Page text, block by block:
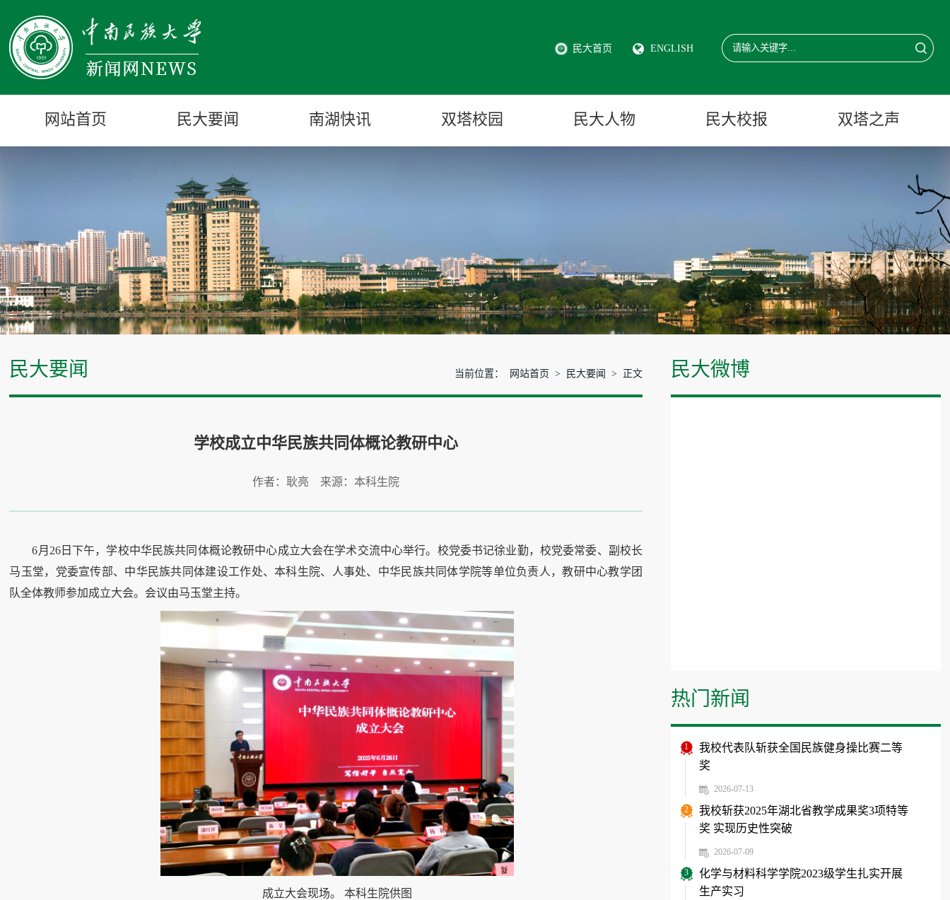
民大首页 ENGLISH
网站首页 民大要闻 南湖快讯 双塔校园 民大人物 民大校报 双塔之声
民大要闻 当前位置： 网站首页 > 民大要闻 > 正文
学校成立中华民族共同体概论教研中心
作者：耿亮 来源：本科生院
6月26日下午，学校中华民族共同体概论教研中心成立大会在学术交流中心举行。校党委书记徐业勤，校党委常委、副校长
马玉堂，党委宣传部、中华民族共同体建设工作处、本科生院、人事处、中华民族共同体学院等单位负责人，教研中心教学团
队全体教师参加成立大会。会议由马玉堂主持。
成立大会现场。本科生院供图
民大微博
热门新闻
1
我校代表队斩获全国民族健身操比赛二等
奖
2026-07-13
2
我校斩获2025年湖北省教学成果奖3项特等
奖 实现历史性突破
2026-07-09
3
化学与材料科学学院2023级学生扎实开展
生产实习